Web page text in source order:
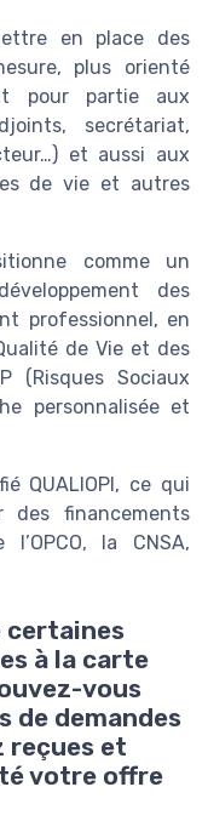
en place des
plus orienté
pour partie aux
secrétariat,
et aussi aux
de vie et autres
comme un
des
professionnel, en
de Vie et des
(Risques Sociaux
personnalisée et
QUALIOPI, ce qui
des financements
la CNSA,
certaines
à la carte
vous
de demandes
reçues et
votre offre